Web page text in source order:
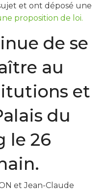
et ont déposé une
proposition de loi.
de se
au
et
du
le 26
et Jean-Claude